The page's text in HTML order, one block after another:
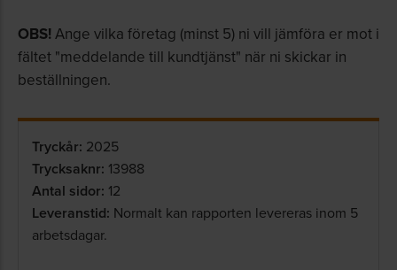
OBS! Ange vilka företag (minst 5) ni vill jämföra er mot i
fältet "meddelande till kundtjänst" när ni skickar in
beställningen.
Tryckår: 2025
Trycksaknr: 13988
Antal sidor: 12
Leveranstid: Normalt kan rapporten levereras inom 5
arbetsdagar.